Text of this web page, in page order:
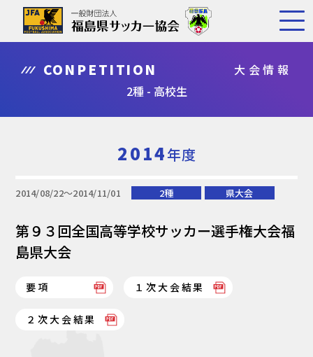
CONPETITION
大会情報
2種 - 高校生
2014年度
2014/08/22〜2014/11/01 2種 県大会
第９３回全国高等学校サッカー選手権大会福
島県大会
要項 １次大会結果
２次大会結果